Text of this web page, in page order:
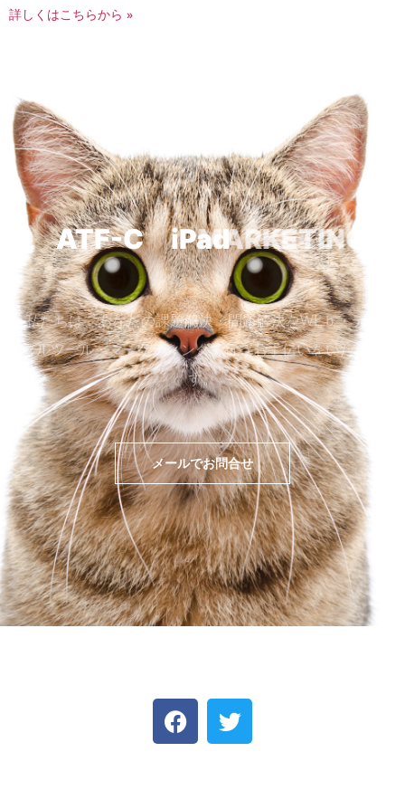
詳しくはこちらから »
ATF-C iPadMARKETING
私たちは、あなたの課題解決・問題解決をWEｂ・デジ
タルツール・マーケティングで行うお手伝いをいたしま
す。
メールでお問合せ